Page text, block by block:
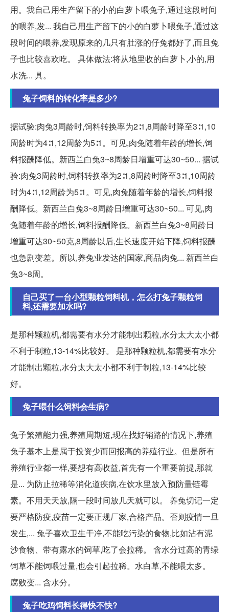
用。我自己用生产留下的小的白萝卜喂兔子,通过这段时间
的喂养,发... 我自己用生产留下的小的白萝卜喂兔子,通过这
段时间的喂养,发现原来的几只有肚涨的仔兔都好了,而且兔
子也比较喜欢吃。 具体做法:将从地里收的白萝卜,小的,用
水洗... 具。
兔子饲料的转化率是多少?
据试验:肉兔3周龄时,饲料转换率为2∶1,8周龄时降至3∶1,10
周龄时为4∶1,12周龄为5∶1。可见,肉兔随着年龄的增长,饲
料报酬降低。新西兰白兔3~8周龄日增重可达30~50... 据试
验:肉兔3周龄时,饲料转换率为2∶1,8周龄时降至3∶1,10周龄
时为4∶1,12周龄为5∶1。可见,肉兔随着年龄的增长,饲料报
酬降低。新西兰白兔3~8周龄日增重可达30~50... 可见,肉
兔随着年龄的增长,饲料报酬降低。新西兰白兔3~8周龄日
增重可达30~50克,8周龄以后,生长速度开始下降,饲料报酬
也急剧变差。所以,养兔业发达的国家,商品肉兔... 新西兰白
兔3~8周。
自己买了一台小型颗粒饲料机，怎么打兔子颗粒饲
料,还需要加水吗?
是那种颗粒机,都需要有水分才能制出颗粒,水分太大太小都
不利于制粒,13-14%比较好。 是那种颗粒机,都需要有水分
才能制出颗粒,水分太大太小都不利于制粒,13-14%比较
好。
兔子喂什么饲料会生病?
兔子繁殖能力强,养殖周期短,现在找好销路的情况下,养殖
兔子基本上是属于投资少而回报高的养殖行业。但是所有
养殖行业都一样,要想有高收益,首先有一个重要前提,那就
是... 为防止拉稀等消化道疾病,在饮水里放入预防量链霉
素。不用天天放,隔一段时间放几天就可以。 养兔切记一定
要严格防疫,疫苗一定要正规厂家,合格产品。否则疫情一旦
发生,... 兔子喜欢卫生干净,不能吃污染的食物,比如沾有泥
沙食物、带有露水的饲草,吃了会拉稀。 含水分过高的青绿
饲草不能饲喂过量,也会引起拉稀。水白草,不能喂太多。
腐败变... 含水分。
兔子吃鸡饲料长得快不快?